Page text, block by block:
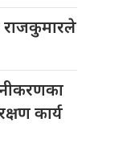
राजकुमारले
कार्य